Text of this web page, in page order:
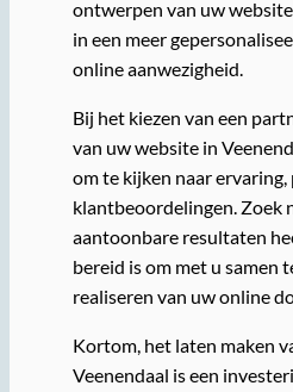
ontwerpen van uw
in een meer
online aanwezigheid.
Bij het kiezen van een
van uw website in
om te kijken naar
klantbeoordelingen. Zoek
aantoonbare resultaten
bereid is om met u samen
realiseren van uw online
Kortom, het laten maken
Veenendaal is een